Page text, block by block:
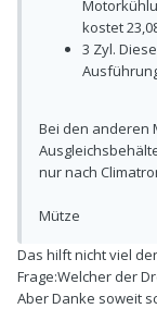
kostet
3 Zyl.
Bei den anderen
nur nach
Mütze
Das hilft nicht viel
Frage:Welcher der
Aber Danke soweit